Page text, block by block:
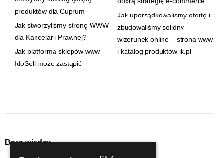
produktów dla Cuprum
Jak stworzyliśmy stronę WWW
dla Kancelarii Prawnej?
Jak platforma sklepów www
IdoSell może zastąpić
Jak uporządkowaliśmy ofertę i
zbudowaliśmy solidny
wizerunek online – strona www
i katalog produktów ik.pl
Baza wiedzy